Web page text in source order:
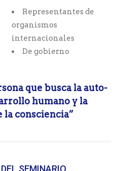
Representantes de
organismos
internacionales
De gobierno
que busca la auto-
humano y la
la consciencia”
SEMINARIO